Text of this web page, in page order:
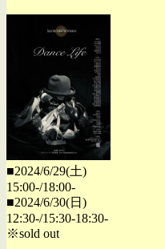
■2024/6/29(土)
15:00-/18:00-
■2024/6/30(日)
12:30-/15:30-18:30-
※sold out